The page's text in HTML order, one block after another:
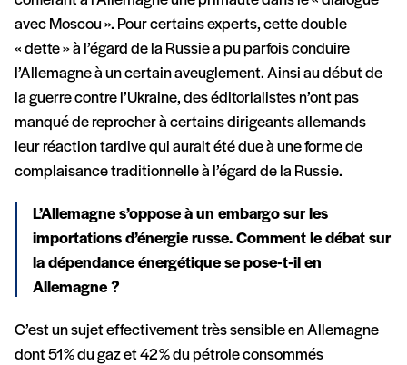
avec Moscou ». Pour certains experts, cette double
« dette » à l’égard de la Russie a pu parfois conduire
l’Allemagne à un certain aveuglement. Ainsi au début de
la guerre contre l’Ukraine, des éditorialistes n’ont pas
manqué de reprocher à certains dirigeants allemands
leur réaction tardive qui aurait été due à une forme de
complaisance traditionnelle à l’égard de la Russie.
L’Allemagne s’oppose à un embargo sur les
importations d’énergie russe. Comment le débat sur
la dépendance énergétique se pose-t-il en
Allemagne ?
C’est un sujet effectivement très sensible en Allemagne
dont 51% du gaz et 42% du pétrole consommés